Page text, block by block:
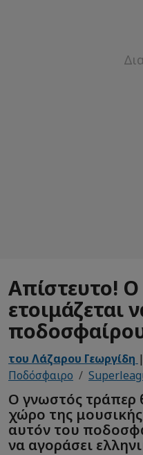
Απίστευτο!
ετοιμάζεται
του Λάζαρου Γεωργίδη
Ποδόσφαιρο
Ο γνωστός τράπερ
χώρο της μουσικής
αυτόν του
να αγοράσει